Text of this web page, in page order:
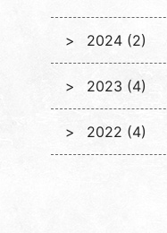
2024 (2)
2023 (4)
2022 (4)